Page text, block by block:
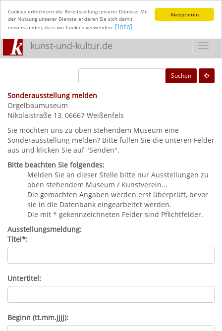
Akzeptieren
Cookies erleichtern die Bereitstellung unserer Dienste. Mit
der Nutzung unserer Dienste erklären Sie sich damit
einverstanden, dass wir Cookies verwenden. [Info]
kunst-und-kultur.de
Suchen
Sonderausstellung melden
Orgelbaumuseum
Nikolaistraße 13, 06667 Weißenfels
Sie möchten uns zu oben stehendem Museum eine
Sonderausstellung melden? Bitte füllen Sie die unteren Felder
aus und klicken Sie auf "Senden".
Bitte beachten Sie folgendes:
Melden Sie an dieser Stelle bitte nur Ausstellungen zu
oben stehendem Museum / Kunstverein...
Die gemachten Angaben werden erst überprüft, bevor
sie in die Datenbank eingearbeitet werden.
Die mit * gekennzeichneten Felder sind Pflichtfelder.
Ausstellungsmeldung:
Titel*:
Untertitel:
Beginn (tt.mm.jjjj):